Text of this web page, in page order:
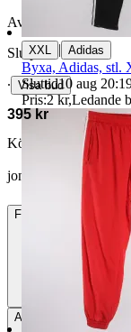
Avslutad
21 jun 21:21
Slutpris
∙ Visa bud
395 kr
Köparskydd är valfritt
jonsson_77 vann
Frakt
Avhämtning
XXL | Adidas
Byxa, Adidas, stl.
Sluttid10 aug
Pris:2 kr,Ledande